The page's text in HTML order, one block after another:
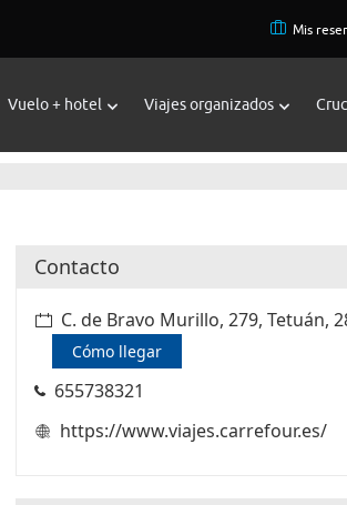
Mis
Vuelo + hotel Viajes organizados
Contacto
C. de Bravo Murillo, 279, Tetuán,
Cómo llegar
655738321
https://www.viajes.carrefour.es/